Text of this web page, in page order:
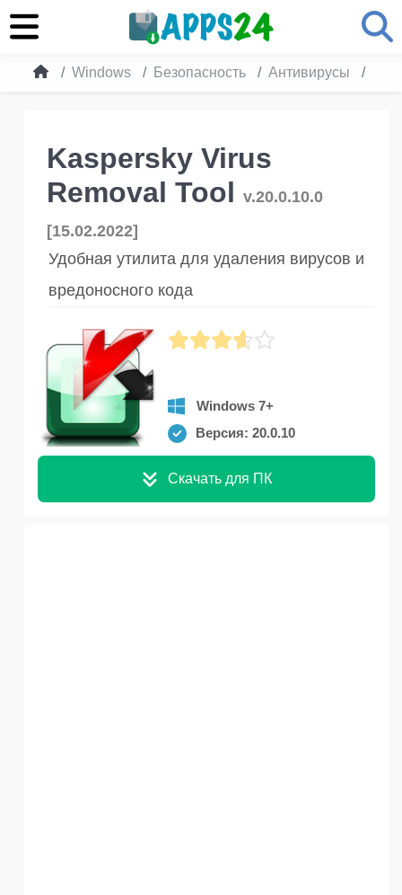
Windows Безопасность Антивирусы
Kaspersky Virus
Removal Tool v.20.0.10.0
[15.02.2022]
Удобная утилита для удаления вирусов и
вредоносного кода
Windows 7+
Версия: 20.0.10
Скачать для ПК